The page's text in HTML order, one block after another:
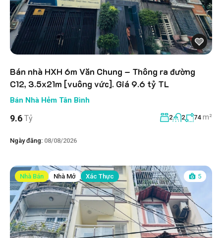
Bán nhà HXH 6m Văn Chung – Thông ra đường
C12, 3.5x21m [vuông vức]. Giá 9.6 tỷ TL
Bán Nhà Hẻm Tân Bình
9.6 Tỷ 2 2 74 m²
Ngày đăng: 08/08/2026
Nhà Bán Nhà Mở Xác Thực 5